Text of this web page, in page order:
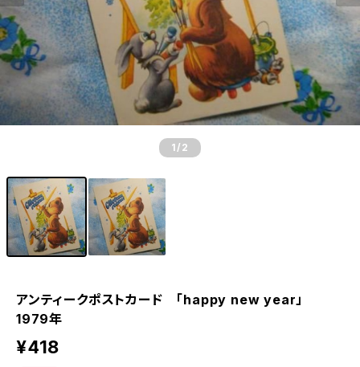
1 /2
アンティークポストカード 「happy new year」
1979年
¥418